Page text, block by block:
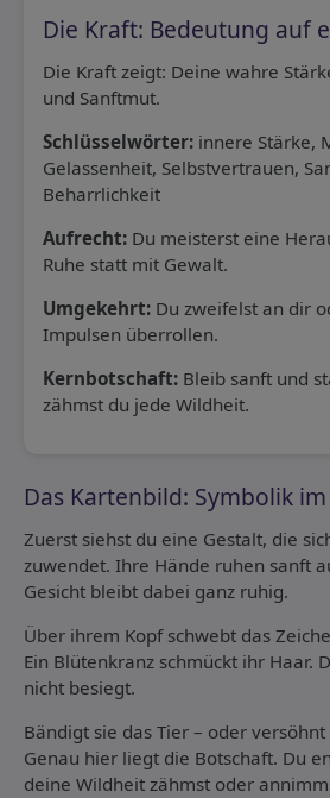
Die Kraft: Bedeutung auf
Die Kraft zeigt: Deine wahre
und Sanftmut.
Schlüsselwörter: innere Stärke,
Gelassenheit, Selbstvertrauen,
Beharrlichkeit
Aufrecht: Du meisterst eine
Ruhe statt mit Gewalt.
Umgekehrt: Du zweifelst an dir
Impulsen überrollen.
Kernbotschaft: Bleib sanft und
zähmst du jede Wildheit.
Das Kartenbild: Symbolik
Zuerst siehst du eine Gestalt, die
zuwendet. Ihre Hände ruhen sanft
Gesicht bleibt dabei ganz ruhig.
Über ihrem Kopf schwebt das
Ein Blütenkranz schmückt ihr Haar.
nicht besiegt.
Bändigt sie das Tier – oder
Genau hier liegt die Botschaft. Du
deine Wildheit zähmst oder